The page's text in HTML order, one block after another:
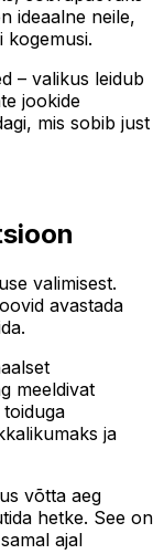
ideaalne neile,
kogemusi.
– valikus leidub
jookide
mis sobib just
valimisest.
avastada
meeldivat
ja
võtta aeg
hetke. See on
ajal